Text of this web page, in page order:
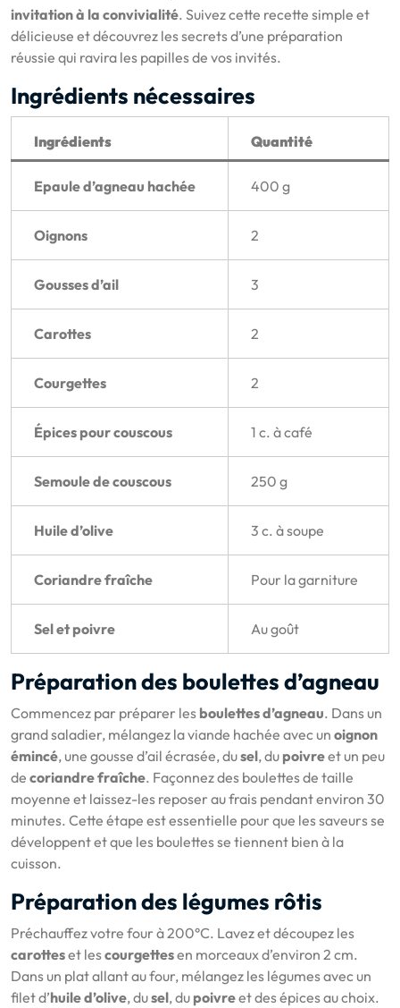
invitation à la convivialité. Suivez cette recette simple et
délicieuse et découvrez les secrets d’une préparation
réussie qui ravira les papilles de vos invités.
Ingrédients nécessaires
Ingrédients Quantité
Epaule d’agneau hachée 400 g
Oignons 2
Gousses d’ail 3
Carottes 2
Courgettes 2
Épices pour couscous 1 c. à café
Semoule de couscous 250 g
Huile d’olive 3 c. à soupe
Coriandre fraîche Pour la garniture
Sel et poivre Au goût
Préparation des boulettes d’agneau
Commencez par préparer les boulettes d’agneau. Dans un
grand saladier, mélangez la viande hachée avec un oignon
émincé, une gousse d’ail écrasée, dusel, du poivreet un peu
de coriandre fraîche. Façonnez des boulettes de taille
moyenne et laissez-les reposer au frais pendant environ 30
minutes. Cette étape est essentielle pour que les saveurs se
développent et que les boulettes se tiennent bien à la
cuisson.
Préparation des légumes rôtis
Préchauffez votre four à 200°C. Lavez et découpez les
carotteset lescourgettesen morceaux d’environ 2 cm.
Dans un plat allant au four, mélangez les légumes avec un
filet d’huile d’olive, dusel, du poivreet des épices au choix.